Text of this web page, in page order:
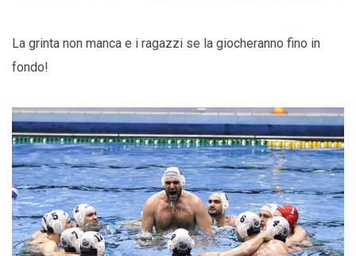
La grinta non manca e i ragazzi se la giocheranno fino in
fondo!